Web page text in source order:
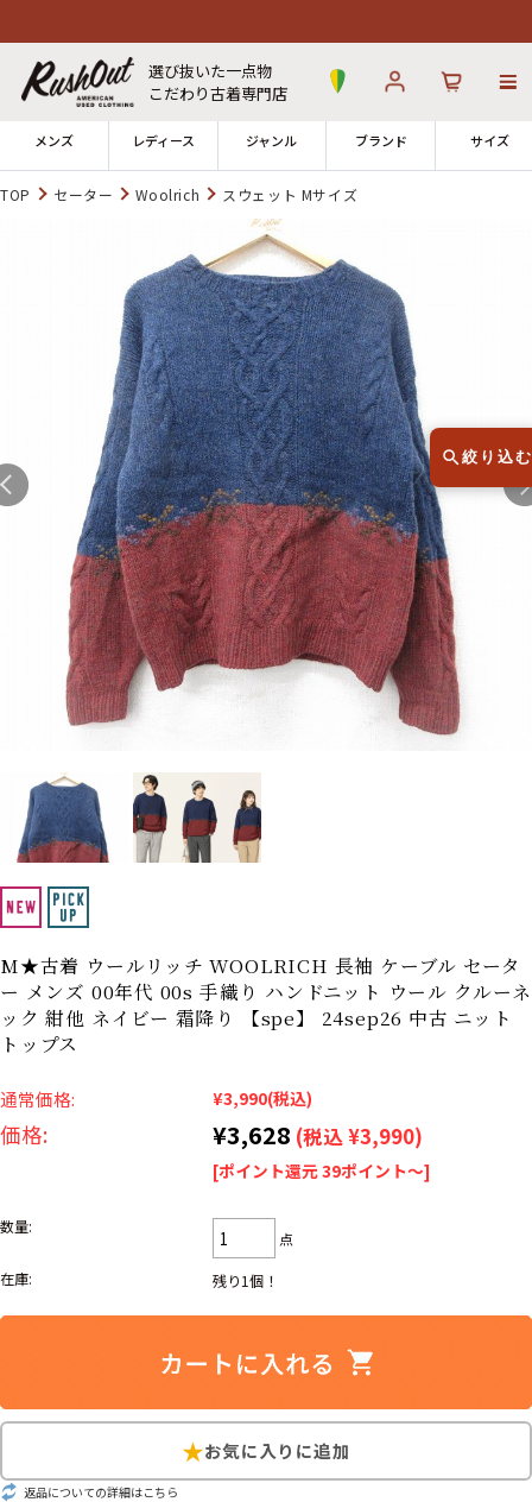
選び抜いた一点物
こだわり古着専門店
メンズ レディース ジャンル ブランド サイズ
お気に入り
店舗一覧
全国7店舗・公式通販の比較
発送について 12時までのご注文で当日出荷！
※対応不可：日祝、長期休暇、セール
Search by Hotword今週のHOTワード（7/29〜8/4）
1 Tシャツ USA製 2 映画 3 ミリタリー 4 スターウォーズ
5 ラルフローレン 6 大きいサイズ 7 アニメ 8 ディズニー
Search by Brand ブランドから探す
ラルフ ローレン
カーハート ディッキーズ
アディダス ナイキ
サ行
タ行
ラ行
Search by Item アイテムから探す
スウェット
長袖シャツ 半袖シャツ Tシャツ
レディース
TOP セーター Woolrich スウェット Mサイズ
M★古着 ウールリッチ WOOLRICH 長袖 ケーブル セータ
ー メンズ 00年代 00s 手織り ハンドニット ウール クルーネ
ック 紺他 ネイビー 霜降り 【spe】 24sep26 中古 ニット
トップス
通常価格: ¥3,990(税込)
価格: ¥3,628 (税込 ¥3,990)
[ポイント還元 39ポイント～]
数量:
点
在庫:
残り1個！
返品についての詳細はこちら
絞り込む